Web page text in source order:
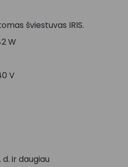
šviestuvas IRIS.
W
V
ir daugiau